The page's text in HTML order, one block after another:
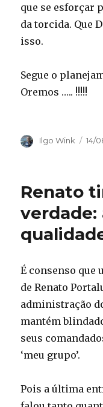
que se esforçar
da torcida. Que
isso.
Segue o
Oremos ….. !!!!!
Autor
Ilgo Wink 14/
Renato
verdade:
É consenso
de Renato
administração
mantém
seus
‘meu grupo’.
Pois a última